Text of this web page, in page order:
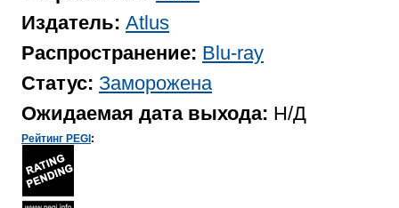
Издатель: Atlus
Распространение: Blu-ray
Статус: Заморожена
Ожидаемая дата выхода: Н/Д
Рейтинг PEGI :